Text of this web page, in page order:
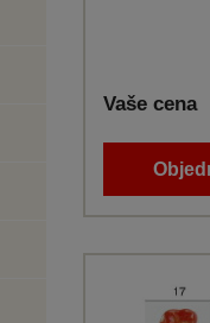
Vaše cena